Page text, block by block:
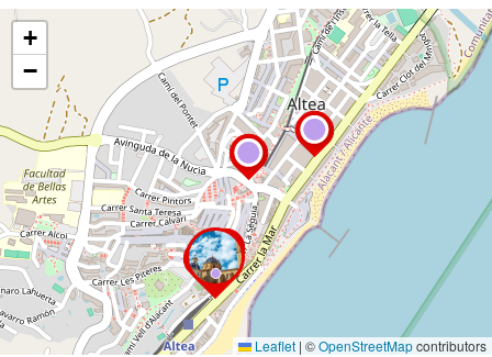
+
−
Leaflet | ©OpenStreetMapcontributors